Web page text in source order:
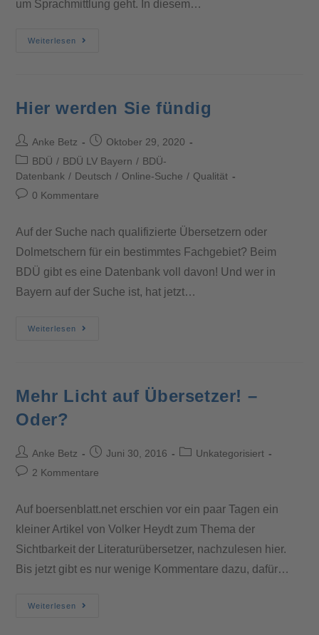
um Sprachmittlung geht. In diesem…
Weiterlesen
Hier werden Sie fündig
Anke Betz
Oktober 29, 2020
BDÜ / BDÜ LV Bayern / BDÜ-
Datenbank / Deutsch / Online-Suche / Qualität
0 Kommentare
Auf der Suche nach qualifizierte Übersetzern oder
Dolmetschern für ein bestimmtes Fachgebiet? Beim
BDÜ gibt es eine Datenbank voll davon! Und wer in
Bayern auf der Suche ist, hat jetzt…
Weiterlesen
Mehr Licht auf Übersetzer! –
Oder?
Anke Betz Juni 30, 2016
Unkategorisiert
2 Kommentare
Auf boersenblatt.net erschien vor ein paar Tagen ein
kleiner Artikel von Volker Heydt zum Thema der
Sichtbarkeit der Literaturübersetzer, nachzulesen hier.
Bis jetzt gibt es nur wenige Kommentare dazu, dafür…
Weiterlesen